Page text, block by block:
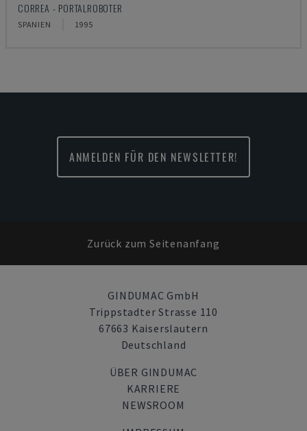
CORREA - PORTALROBOTER
SPANIEN 1995
ANMELDEN FÜR DEN NEWSLETTER!
Zurück zum Seitenanfang
GINDUMAC GmbH
Trippstadter Strasse 110
67663 Kaiserslautern
Deutschland
ÜBER GINDUMAC
KARRIERE
NEWSROOM